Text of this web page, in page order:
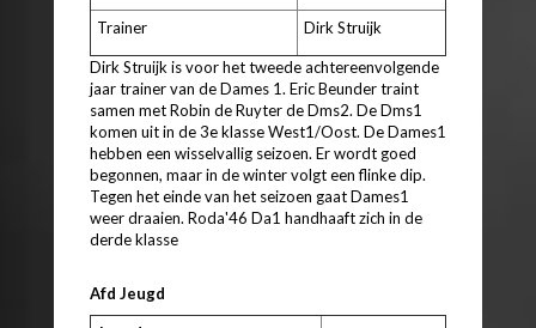
Trainer Dirk Struijk
Dirk Struijk is voor het tweede achtereenvolgende
jaar trainer van de Dames 1. Eric Beunder traint
samen met Robin de Ruyter de Dms2. De Dms1
komen uit in de 3e klasse West1/Oost. De Dames1
hebben een wisselvallig seizoen. Er wordt goed
begonnen, maar in de winter volgt een flinke dip.
Tegen het einde van het seizoen gaat Dames1
weer draaien. Roda'46 Da1 handhaaft zich in de
derde klasse
Afd Jeugd